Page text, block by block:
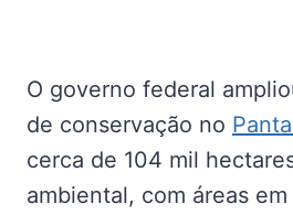
O governo federal
de conservação no
cerca de 104 mil
ambiental, com áreas